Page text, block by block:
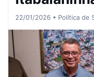
22/01/2026 • Política de